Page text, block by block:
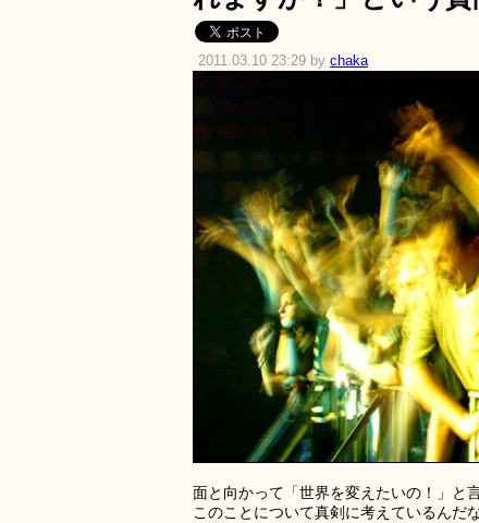
2011.03.10 23:29 by chaka
面と向かって「世界を変えたいの！」と
このことについて真剣に考えているん